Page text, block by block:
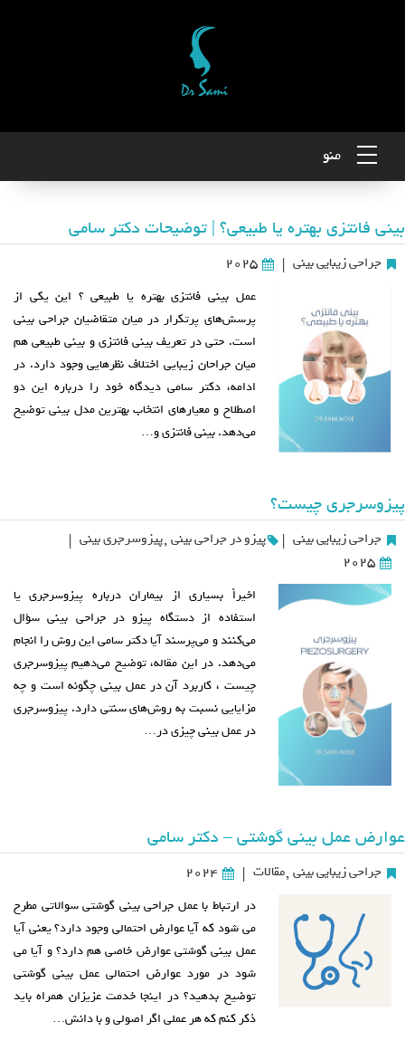
منو
بینی فانتزی بهتره یا طبیعی؟ | توضیحات دکتر سامی
جراحی زیبایی بینی |
2025
عمل بینی فانتزی بهتره یا طبیعی ؟ این یکی از
پرسش‌های پرتکرار در میان متقاضیان جراحی بینی
است. حتی در تعریف بینی فانتزی و بینی طبیعی هم
میان جراحان زیبایی اختلاف‌ نظرهایی وجود دارد. در
ادامه، دکتر سامی دیدگاه خود را درباره این دو
اصطلاح و معیارهای انتخاب بهترین مدل بینی توضیح
می‌دهد. بینی فانتزی و…
پیزوسرجری چیست؟
جراحی زیبایی بینی | پیزو در جراحی بینی ,پیزوسرجری بینی |
2025
اخیراً بسیاری از بیماران درباره پیزوسرجری یا
استفاده از دستگاه پیزو در جراحی بینی سؤال
می‌کنند و می‌پرسند آیا دکتر سامی این روش را انجام
می‌دهد. در این مقاله، توضیح می‌دهیم پیزوسرجری
چیست ، کاربرد آن در عمل بینی چگونه است و چه
مزایایی نسبت به روش‌های سنتی دارد. پیزوسرجری
در عمل بینی چیزی در…
عوارض عمل بینی گوشتی – دکتر سامی
جراحی زیبایی بینی ,مقالات |
2024
در ارتباط با عمل جراحی بینی گوشتی سوالاتی مطرح
می شود که آیا عوارض احتمالی وجود دارد؟ یعنی آیا
عمل بینی گوشتی عوارض خاصی هم دارد؟ و آیا می
شود در مورد عوارض احتمالی عمل بینی گوشتی
توضیح بدهید؟ در اینجا خدمت عزیزان همراه باید
ذکر کنم که هر عملی اگر اصولی و با دانش…